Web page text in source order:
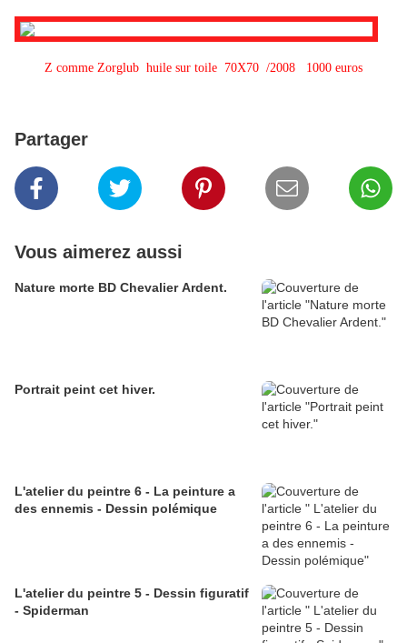
Z comme Zorglub huile sur toile 70X70 /2008 1000 euros
Partager
Vous aimerez aussi
Nature morte BD Chevalier Ardent.
Portrait peint cet hiver.
L'atelier du peintre 6 - La peinture a
des ennemis - Dessin polémique
L'atelier du peintre 5 - Dessin figuratif
- Spiderman